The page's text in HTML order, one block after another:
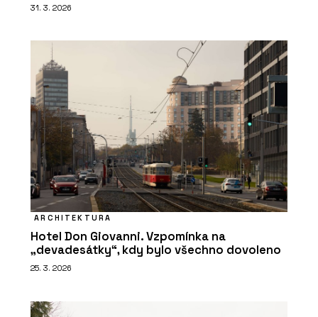
31. 3. 2026
ARCHITEKTURA
Hotel Don Giovanni. Vzpomínka na
„devadesátky“, kdy bylo všechno dovoleno
25. 3. 2026